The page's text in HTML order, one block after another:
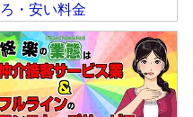
ろ・安い料金